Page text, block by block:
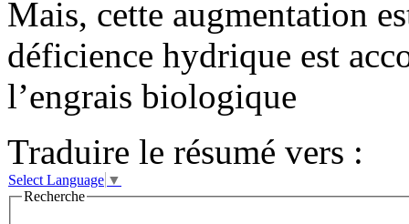
Mais, cette augmentation
déficience hydrique est
l’engrais biologique
Traduire le résumé vers :
Select Language ▼
Recherche